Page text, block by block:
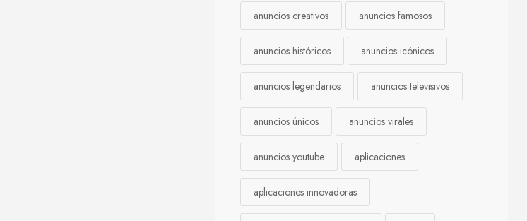
anuncios creativos anuncios famosos
anuncios históricos anuncios icónicos
anuncios legendarios anuncios televisivos
anuncios únicos anuncios virales
anuncios youtube aplicaciones
aplicaciones innovadoras